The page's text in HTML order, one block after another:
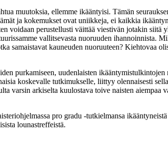
muutoksia, ellemme ikääntyisi. Tämän
ja kokemukset ovat uniikkeja, ei kaikkia
voidaan perustellusti väittää viestivän jotakin
vallitsevasta nuoruuden ihannoinnista.
samaistavat kauneuden nuoruuteen? Kiehtovaa
purkamiseen, uudenlaisten
koskevalle tutkimukselle, liittyy olennaisesti
varsin arkiselta kuulostava toive naisten
pro gradu -tutkielmansa
lounastreffeistä.